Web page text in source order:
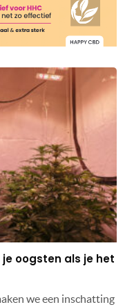
oogsten als je het
we een inschatting